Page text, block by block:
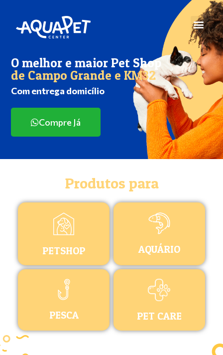
O melhor e maior Pet Shop
de Campo Grande e KM32
Com entrega domicílio
Compre Já
Produtos para
PETSHOP AQUÁRIO
PESCA PET CARE